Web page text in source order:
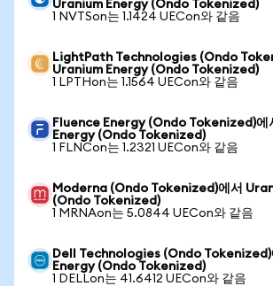
Uranium Energy (Ondo Tokenized)
1 NVTSon는 1.1424 UECon와 같음
LightPath Technologies (Ondo
Uranium Energy (Ondo Tokenized)
1 LPTHon는 1.1564 UECon와 같음
Fluence Energy (Ondo Tokenized)에
Energy (Ondo Tokenized)
1 FLNCon는 1.2321 UECon와 같음
Moderna (Ondo Tokenized)에서
(Ondo Tokenized)
1 MRNAon는 5.0844 UECon와 같음
Dell Technologies (Ondo Tokenized)
Energy (Ondo Tokenized)
1 DELLon는 41.6412 UECon와 같음